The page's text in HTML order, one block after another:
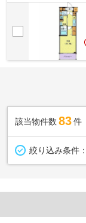
きる駅があります。こ
該当物件数 83件
絞り込み条件：